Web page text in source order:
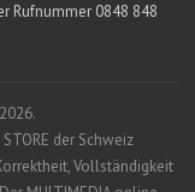
Rufnummer 0848 848
der Schweiz
Vollständigkeit